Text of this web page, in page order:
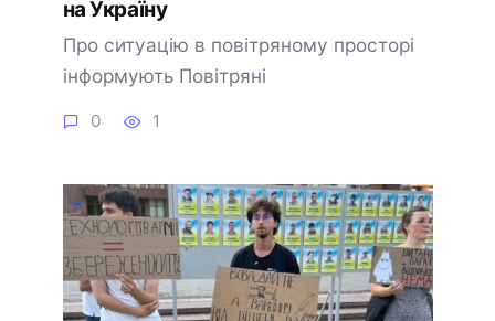
на Україну
Про ситуацію в повітряному просторі
інформують Повітряні
0 1